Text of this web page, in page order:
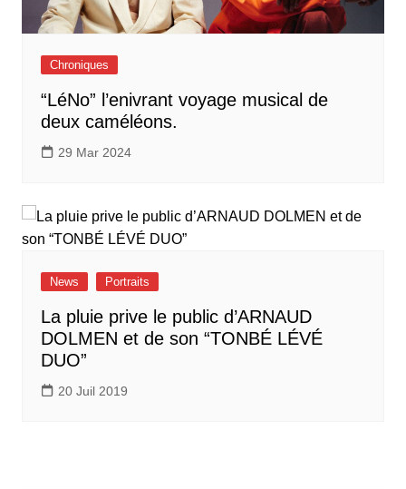
Chroniques
“LéNo” l’enivrant voyage musical de
deux caméléons.
29 Mar 2024
News Portraits
La pluie prive le public d’ARNAUD
DOLMEN et de son “TONBÉ LÉVÉ
DUO”
20 Juil 2019